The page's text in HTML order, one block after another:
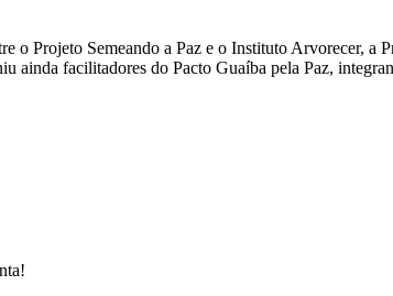
o Projeto Semeando a Paz e o Instituto Arvorecer,
facilitadores do Pacto Guaíba pela Paz,